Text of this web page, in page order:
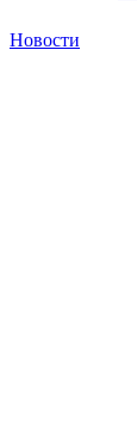
Новости